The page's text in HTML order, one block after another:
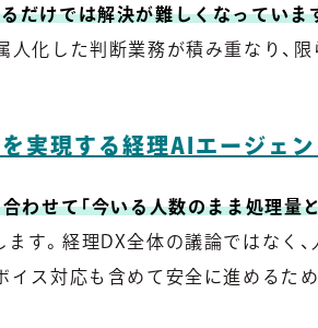
だけでは解決が難しくなっていま
人化した判断業務が積み重なり、
実現する経理AIエージェン
わせて「今いる人数のまま処理量
ます。経理DX全体の議論ではなく
イス対応も含めて安全に進めるた